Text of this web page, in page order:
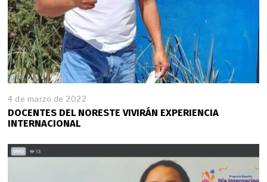
4 de marzo de 2022
DOCENTES DEL NORESTE VIVIRÁN EXPERIENCIA
INTERNACIONAL